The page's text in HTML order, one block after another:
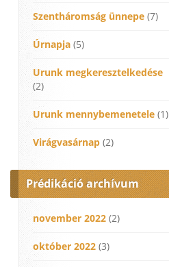
Szentháromság ünnepe (7)
Úrnapja (5)
Urunk megkeresztelkedése
(2)
Urunk mennybemenetele (1)
Virágvasárnap (2)
Prédikáció archívum
november 2022 (2)
október 2022 (3)